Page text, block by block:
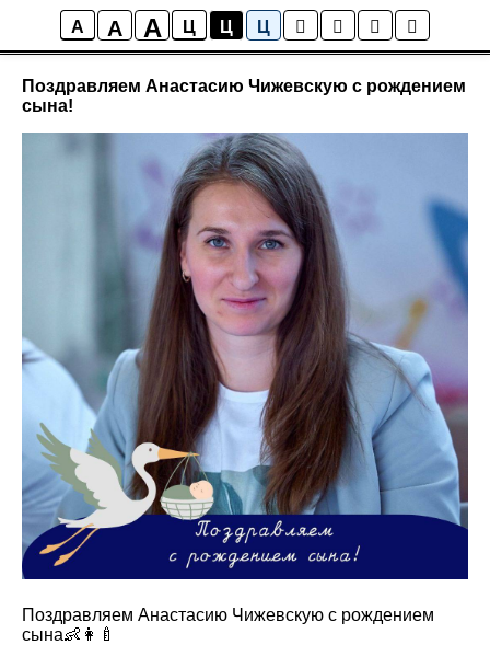
A A A Ц Ц Ц
Новости
Поздравляем Анастасию Чижевскую с рождением
сына!
Поздравляем Анастасию Чижевскую с рождением
сына👶👩‍🍼